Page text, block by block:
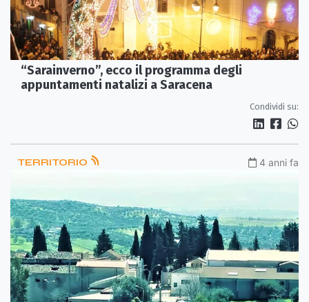
“Sarainverno”, ecco il programma degli
appuntamenti natalizi a Saracena
Condividi su:
TERRITORIO 4 anni fa